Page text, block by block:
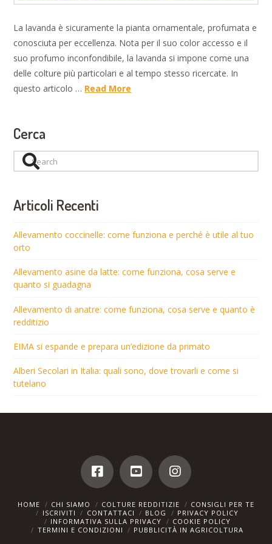
La lavanda è sicuramente la pianta ornamentale, profumata e
conosciuta per eccellenza. Nota per il suo color accesso e il
suo profumo inconfondibile, la lavanda si impone come una
delle colture più particolari e al tempo stesso ricercate. In
questo articolo … Read More
Cerca
Search
Articoli Recenti
Allevamento coccinelle: come funziona e perché è utile al tuo
orto
Allevamento asine da latte: come funziona, cosa serve e
quanto si guadagna
Allevamento di anatre: come funziona, cosa serve e quanto è
redditizio
EIMA si espande e prepara un’edizione da primato
Alberi Secolari in Italia: quali sono, dove trovarli e come si
tutelano
HOME CHI SIAMO COLTURE REDDITIZIE
CONSIGLI PER TE
ISCRIVITI
CONTATTACI BLOG
PRIVACY POLICY
INFORMATIVA SULLA PRIVACY
COOKIE POLICY
TERMINI E CONDIZIONI
PUBBLICITÀ IN AGRICOLTURA